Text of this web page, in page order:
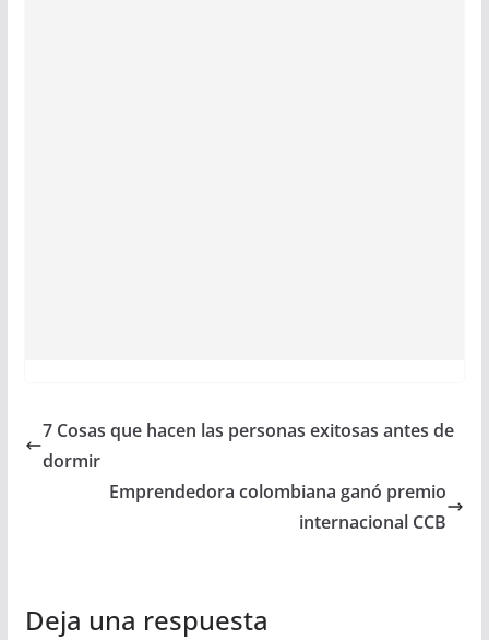
7 Cosas que hacen las personas exitosas antes de
dormir
Emprendedora colombiana ganó premio
internacional CCB
Deja una respuesta